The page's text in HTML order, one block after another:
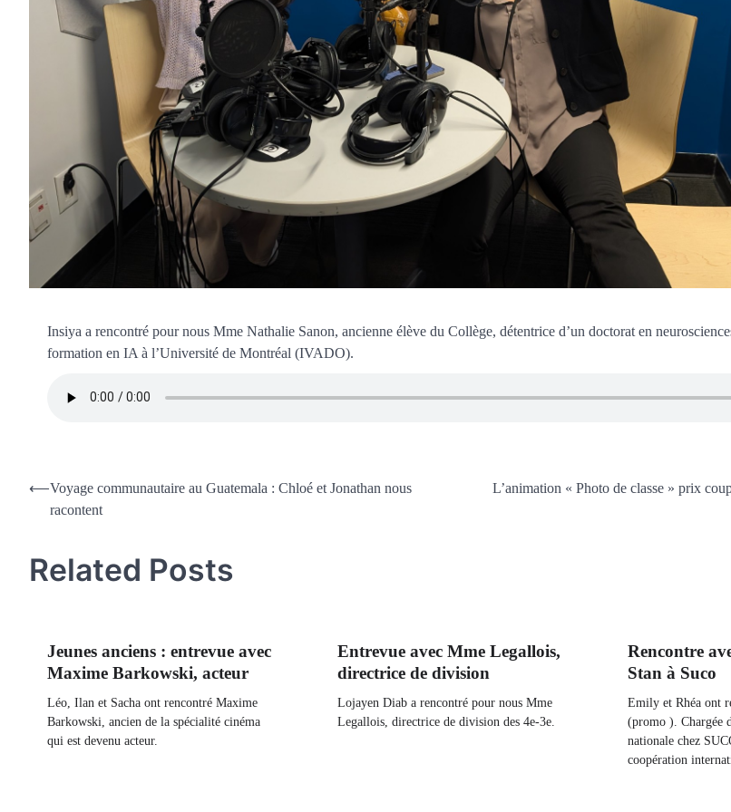
Insiya a rencontré pour nous Mme Nathalie Sanon, ancienne élève du Collège, détentrice d’un doctorat en
formation en IA à l’Université de Montréal (IVADO).
⟵Voyage communautaire au Guatemala : Chloé et Jonathan nous
racontent
L’animation « Photo de classe » prix
Related Posts
Jeunes anciens : entrevue avec
Maxime Barkowski, acteur
Léo, Ilan et Sacha ont rencontré Maxime
Barkowski, ancien de la spécialité cinéma
qui est devenu acteur.
Entrevue avec Mme Legallois,
directrice de division
Lojayen Diab a rencontré pour nous Mme
Legallois, directrice de division des 4e-3e.
Rencontre
Stan à Suco
Emily et Rhéa ont
(promo ). Chargée
nationale chez
coopération